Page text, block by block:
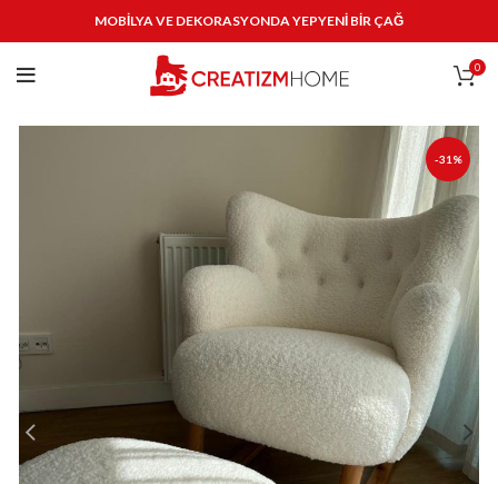
MOBİLYA VE DEKORASYONDA YEPYENİ BİR ÇAĞ
0
-31%